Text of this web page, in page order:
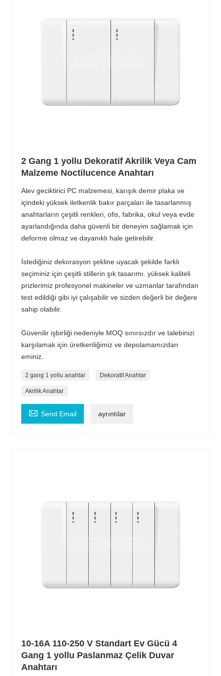
2 Gang 1 yollu Dekoratif Akrilik Veya Cam
Malzeme Noctilucence Anahtarı
Alev geciktirici PC malzemesi, karışık demir plaka ve
içindeki yüksek iletkenlik bakır parçaları ile tasarlanmış
anahtarların çeşitli renkleri, ofis, fabrika, okul veya evde
ayarlandığında daha güvenli bir deneyim sağlamak için
deforme olmaz ve dayanıklı hale getirebilir.
İstediğiniz dekorasyon şekline uyacak şekilde farklı
seçiminiz için çeşitli stillerin şık tasarımı. yüksek kaliteli
prizlerimiz profesyonel makineler ve uzmanlar tarafından
test edildiği gibi iyi çalışabilir ve sizden değerli bir değere
sahip olabilir.
Güvenilir işbirliği nedeniyle MOQ sınırsızdır ve talebinizi
karşılamak için üretkenliğimiz ve depolamamızdan
eminiz.
2 gang 1 yollu anahtar Dekoratif Anahtar
Akrilik Anahtar
 Send Email ayrıntılar
10-16A 110-250 V Standart Ev Gücü 4
Gang 1 yollu Paslanmaz Çelik Duvar
Anahtarı